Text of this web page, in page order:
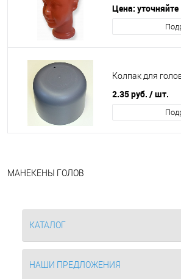
Цена: уточняйте
Колпак для
2.35руб. / шт.
МАНЕКЕНЫ ГОЛОВ
КАТАЛОГ
НАШИ ПРЕДЛОЖЕНИЯ